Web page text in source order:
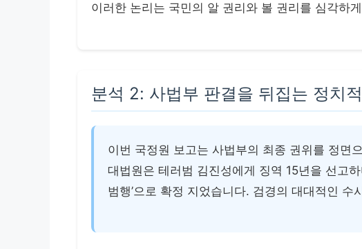
이러한 논리는 국민의 알 권리와 볼 권리를 심각하
분석 2: 사법부 판결을 뒤집는 정치
이번 국정원 보고는 사법부의 최종 권위를 정면
대법원은 테러범 김진성에게 징역 15년을 선고
범행’으로 확정 지었습니다. 검경의 대대적인